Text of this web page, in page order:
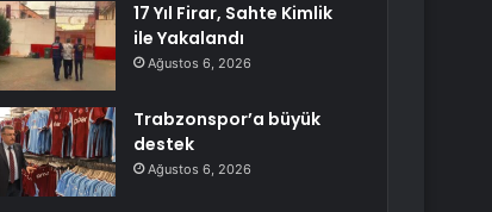
17 Yıl Firar, Sahte Kimlik
ile Yakalandı
Ağustos 6, 2026
Trabzonspor’a büyük
destek
Ağustos 6, 2026